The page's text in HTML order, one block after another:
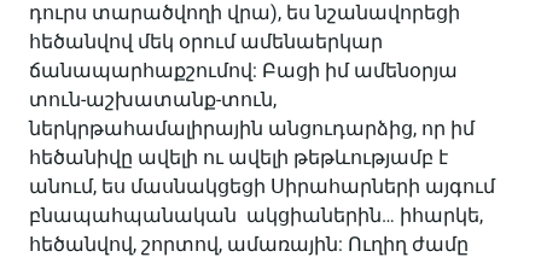
դուրս տարածվողի վրա), ես նշանավորեցի
հեծանվով մեկ օրում ամենաերկար
ճանապարհաքշումով: Բացի իմ ամենօրյա
տուն-աշխատանք-տուն,
ներկրթահամալիրային անցուդարձից, որ իմ
հեծանիվը ավելի ու ավելի թեթևությամբ է
անում, ես մասնակցեցի Սիրահարների այգում
բնապահպանական ակցիաներին… իհարկե,
հեծանվով, շորտով, ամառային: Ուղիղ ժամը